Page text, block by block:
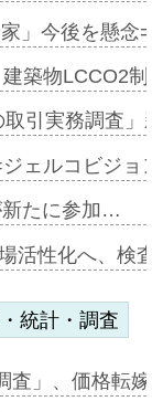
」今後を懸
築物LCCO2
引実務調査
ェルコビジ
新たに参加…
活性化へ、検
統計・調査
査」、価格転